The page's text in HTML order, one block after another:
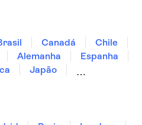
Canadá
Chile
Alemanha
Espanha
Japão